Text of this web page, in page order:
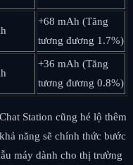
+68 mAh (Tăng
tương đương 1.7%)
+36 mAh (Tăng
tương đương 0.8%)
Station cũng hé lộ thêm
năng sẽ chính thức bước
máy dành cho thị trường